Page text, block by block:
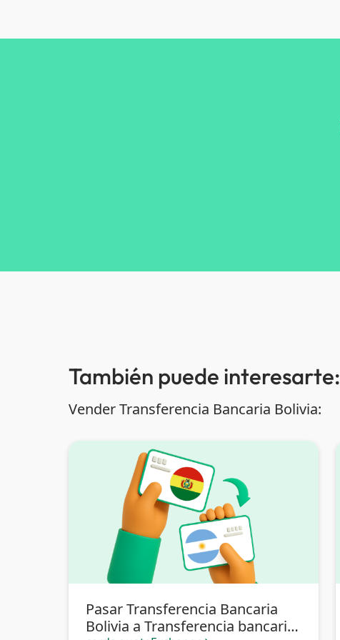
También puede interesarte:
Vender Transferencia Bancaria Bolivia:
Pasar Transferencia Bancaria
Bolivia a Transferencia bancaria